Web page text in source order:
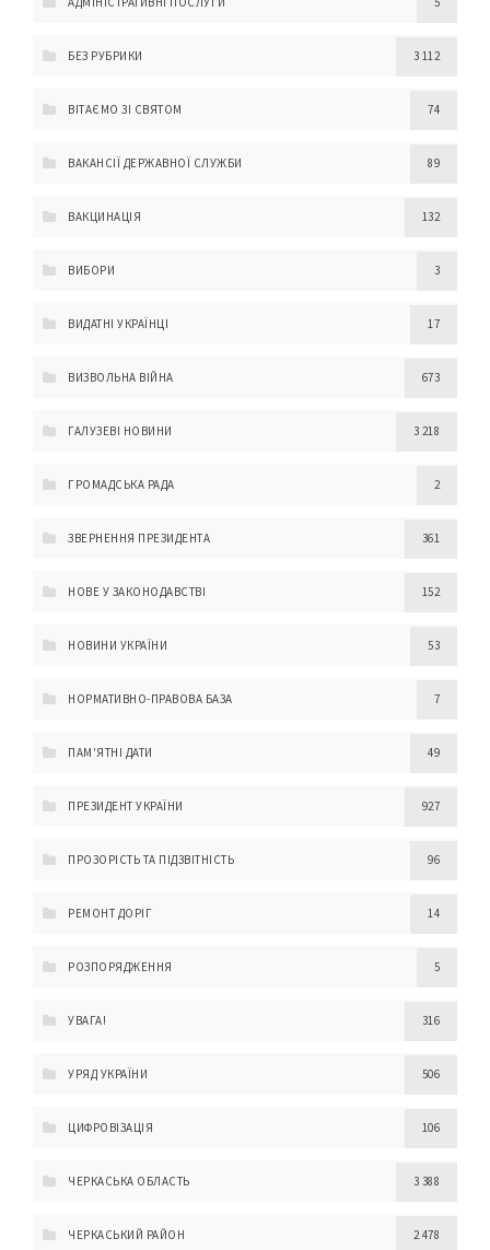
БЕЗ РУБРИКИ 3 112
ВІТАЄМО ЗІ СВЯТОМ 74
ВАКАНСІЇ ДЕРЖАВНОЇ СЛУЖБИ 89
ВАКЦИНАЦІЯ 132
ВИБОРИ 3
ВИДАТНІ УКРАЇНЦІ 17
ВИЗВОЛЬНА ВІЙНА 673
ГАЛУЗЕВІ НОВИНИ 3 218
ГРОМАДСЬКА РАДА 2
ЗВЕРНЕННЯ ПРЕЗИДЕНТА 361
НОВЕ У ЗАКОНОДАВСТВІ 152
НОВИНИ УКРАЇНИ 53
НОРМАТИВНО-ПРАВОВА БАЗА 7
ПАМ'ЯТНІ ДАТИ 49
ПРЕЗИДЕНТ УКРАЇНИ 927
ПРОЗОРІСТЬ ТА ПІДЗВІТНІСТЬ 96
РЕМОНТ ДОРІГ 14
РОЗПОРЯДЖЕННЯ 5
УВАГА! 316
УРЯД УКРАЇНИ 506
ЦИФРОВІЗАЦІЯ 106
ЧЕРКАСЬКА ОБЛАСТЬ 3 388
ЧЕРКАСЬКИЙ РАЙОН 2 478